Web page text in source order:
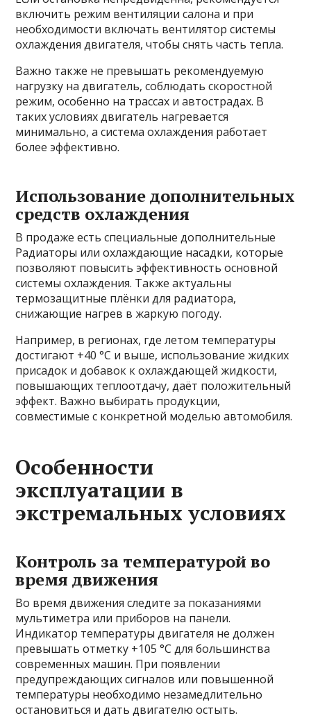
включить режим вентиляции салона и при
необходимости включать вентилятор системы
охлаждения двигателя, чтобы снять часть тепла.
Важно также не превышать рекомендуемую
нагрузку на двигатель, соблюдать скоростной
режим, особенно на трассах и автострадах. В
таких условиях двигатель нагревается
минимально, а система охлаждения работает
более эффективно.
Использование дополнительных
средств охлаждения
В продаже есть специальные дополнительные
Радиаторы или охлаждающие насадки, которые
позволяют повысить эффективность основной
системы охлаждения. Также актуальны
термозащитные плёнки для радиатора,
снижающие нагрев в жаркую погоду.
Например, в регионах, где летом температуры
достигают +40 °C и выше, использование жидких
присадок и добавок к охлаждающей жидкости,
повышающих теплоотдачу, даёт положительный
эффект. Важно выбирать продукции,
совместимые с конкретной моделью автомобиля.
Особенности
эксплуатации в
экстремальных условиях
Контроль за температурой во
время движения
Во время движения следите за показаниями
мультиметра или приборов на панели.
Индикатор температуры двигателя не должен
превышать отметку +105 °C для большинства
современных машин. При появлении
предупреждающих сигналов или повышенной
температуры необходимо незамедлительно
остановиться и дать двигателю остыть.